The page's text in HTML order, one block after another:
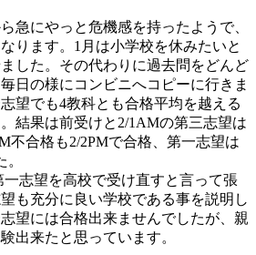
急にやっと危機感を持ったようで、
ります。1月は小学校を休みたいと
した。その代わりに過去問をどんど
日の様にコンビニへコピーに行きま
望でも4教科とも合格平均を越える
結果は前受けと2/1AMの第三志望は
不合格も2/2PMで合格、第一志望は
一志望を高校で受け直すと言って張
も充分に良い学校である事を説明し
望には合格出来ませんでしたが、親
出来たと思っています。